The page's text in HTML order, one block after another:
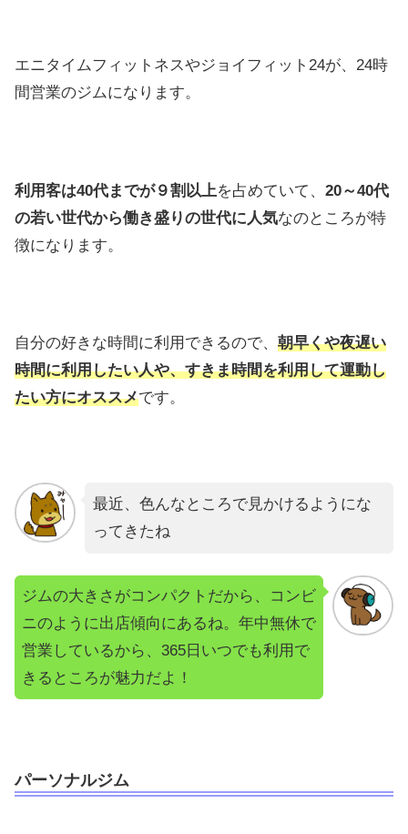
エニタイムフィットネスやジョイフィット24が、24時
間営業のジムになります。
利用客は40代までが９割以上を占めていて、 20～40代
の若い世代から働き盛りの世代に人気なのところが特
徴になります。
自分の好きな時間に利用できるので、 朝早くや夜遅い
時間に利用したい人や、すきま時間を利用して運動し
たい方にオススメです。
最近、色んなところで見かけるようにな
ってきたね
ジムの大きさがコンパクトだから、コンビ
ニのように出店傾向にあるね。年中無休で
営業しているから、365日いつでも利用で
きるところが魅力だよ！
パーソナルジム